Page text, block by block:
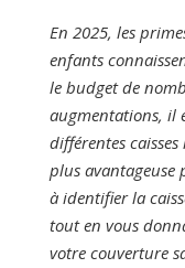
En 2025, les
enfants
le budget de
augmentations, il
différentes
plus avantageuse
à identifier la
tout en vous
votre couverture